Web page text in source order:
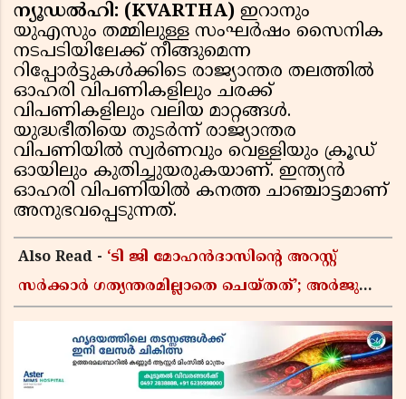
ന്യൂഡൽഹി: (KVARTHA) ഇറാനും
യുഎസും തമ്മിലുള്ള സംഘർഷം സൈനിക
നടപടിയിലേക്ക് നീങ്ങുമെന്ന
റിപ്പോർട്ടുകൾക്കിടെ രാജ്യാന്തര തലത്തിൽ
ഓഹരി വിപണികളിലും ചരക്ക്
വിപണികളിലും വലിയ മാറ്റങ്ങൾ.
യുദ്ധഭീതിയെ തുടർന്ന് രാജ്യാന്തര
വിപണിയിൽ സ്വർണവും വെള്ളിയും ക്രൂഡ്
ഓയിലും കുതിച്ചുയരുകയാണ്. ഇന്ത്യൻ
ഓഹരി വിപണിയിൽ കനത്ത ചാഞ്ചാട്ടമാണ്
അനുഭവപ്പെടുന്നത്.
Also Read - ‘ടി ജി മോഹൻദാസിൻ്റെ അറസ്റ്റ്
സർക്കാർ ഗത്യന്തരമില്ലാതെ ചെയ്തത്’; അർജുൻ
ജയരാജൻ